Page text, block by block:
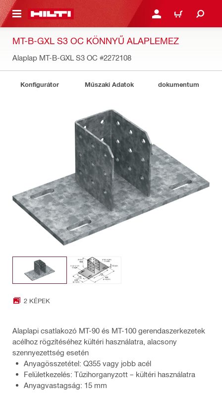
TARTALOMRA BEJELENTKEZÉS VAGY
KOSÁR
MT-B-GXL S3 OC KÖNNYŰ ALAPLEMEZ
Alaplap MT-B-GXL S3 OC #2272108
Konfigurátor Műszaki Adatok dokumentum
2 KÉPEK
Alaplapi csatlakozó MT-90 és MT-100 gerendaszerkezetek
acélhoz rögzítéséhez kültéri használatra, alacsony
szennyezettség esetén
Anyagösszetétel: Q355 vagy jobb acél
Felületkezelés: Tűzihorganyzott – kültéri használatra
Anyagvastagság: 15 mm